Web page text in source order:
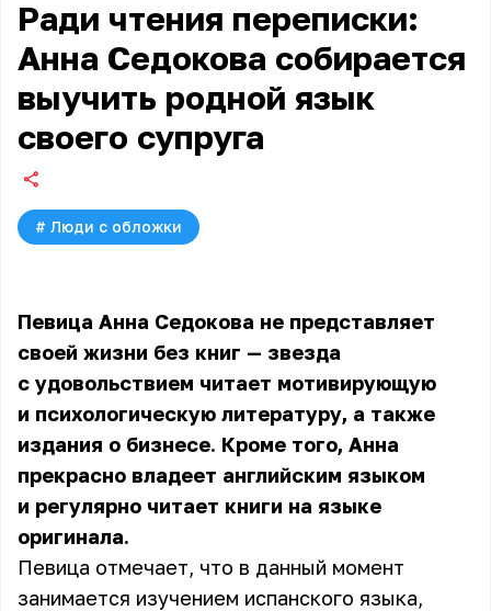
Ради чтения переписки:
Анна Седокова собирается
выучить родной язык
своего супруга
# Люди с обложки
Певица Анна Седокова не представляет
своей жизни без книг — звезда
с удовольствием читает мотивирующую
и психологическую литературу, а также
издания о бизнесе. Кроме того, Анна
прекрасно владеет английским языком
и регулярно читает книги на языке
оригинала.
Певица отмечает, что в данный момент
занимается изучением испанского языка,